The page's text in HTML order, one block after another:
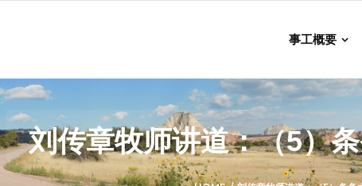
事工概要
刘传章牧师讲道：（5）